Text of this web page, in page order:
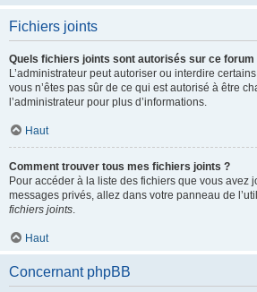
Fichiers joints
Quels fichiers joints sont autorisés sur ce forum
L’administrateur peut autoriser ou interdire
vous n’êtes pas sûr de ce qui est autorisé à être
l’administrateur pour plus d’informations.
Haut
Comment trouver tous mes fichiers joints ?
Pour accéder à la liste des fichiers que vous avez
messages privés, allez dans votre panneau de
fichiers joints.
Haut
Concernant phpBB